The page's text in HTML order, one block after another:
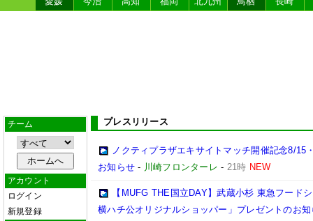
チーム
アカウント
ログイン
新規登録
プレスリリース
ノクティプラザエキサイトマッチ開催記念8/
お知らせ - 川崎フロンターレ - 21時 NEW
【MUFG THE国立DAY】武蔵小杉 東急フード
横ハチ公オリジナルショッパー」プレゼントのお知